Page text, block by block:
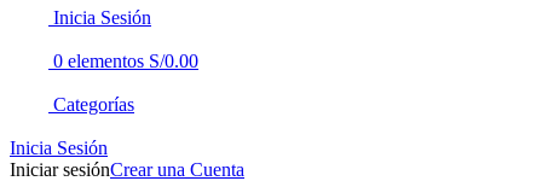
Inicia Sesión
0 elementos S/0.00
Categorías
Inicia Sesión
Iniciar sesiónCrear una Cuenta